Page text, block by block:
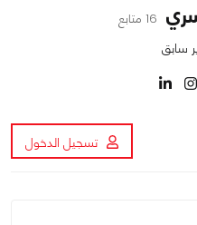
16 متابع
سابق
تسجيل الدخول